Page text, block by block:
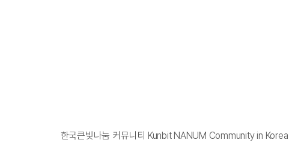
한국큰빛나눔 커뮤니티 Kunbit NANUM Community in Korea